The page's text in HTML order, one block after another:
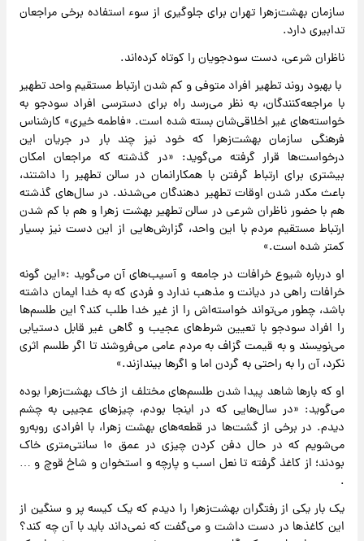
سازمان بهشت‌زهرا تهران برای جلوگیری از سوء استفاده برخی مراجعان
تدابیری دارد.
ناظران شرعی، دست سودجویان را کوتاه کرده‌اند.
با بهبود روند تطهیر افراد متوفی و کم شدن ارتباط مستقیم واحد تطهیر
با مراجعه‌کنندگان، به نظر می‌رسد راه برای دسترسی افراد سودجو به
خواسته‌های غیر اخلاقی‌شان بسته شده است. «فاطمه خیری» کارشناس
فرهنگی سازمان بهشت‌زهرا که خود نیز چند بار در جریان این
درخواست‌ها قرار گرفته می‌گوید: «در گذشته که مراجعان امکان
بیشتری برای ارتباط گرفتن با همکارانمان در سالن تطهیر را داشتند،
باعث مکدر شدن اوقات تطهیر دهندگان می‌شدند. در سال‌های گذشته
هم با حضور ناظران شرعی در سالن تطهیر بهشت زهرا و هم با کم شدن
ارتباط مستقیم مردم با این واحد، گزارش‌هایی از این دست نیز بسیار
کمتر شده است.»
او درباره شیوع خرافات در جامعه و آسیب‌های آن می‌گوید :«این گونه
خرافات راهی در دیانت و مذهب ندارد و فردی که به خدا ایمان داشته
باشد، چطور می‌تواند خواسته‌اش را از غیر خدا طلب کند؟ این طلسم‌ها
را افراد سودجو با تعیین شرط‌های عجیب و گاهی غیر قابل دستیابی
می‌نویسند و به قیمت گزاف به مردم عامی می‌فروشند تا اگر طلسم اثری
نکرد، آن را به راحتی به گردن اما و اگرها بیندازند.»
او که بارها شاهد پیدا شدن طلسم‌های مختلف از خاک بهشت‌زهرا بوده
می‌گوید: «در سال‌هایی که در اینجا بودم، چیزهای عجیبی به چشم
دیدم. در برخی از گشت‌ها در قطعه‌های بهشت زهرا، با افرادی روبه‌رو
می‌شویم که در حال دفن کردن چیزی در عمق ۱۰ سانتی‌متری خاک
بودند؛ از کاغذ گرفته تا نعل اسب و پارچه و استخوان و شاخ قوچ و …
.
یک بار یکی از رفتگران بهشت‌زهرا را دیدم که یک کیسه پر و سنگین از
این کاغذها در دست داشت و می‌گفت که نمی‌داند باید با آن چه کند؟